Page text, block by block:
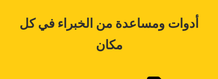
أدوات ومساعدة من الخبراء في كل
مكان